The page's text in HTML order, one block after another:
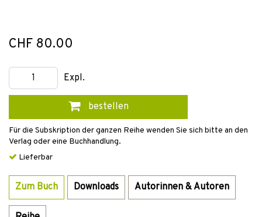
CHF 80.00
Expl.
bestellen
Für die Subskription der ganzen Reihe wenden Sie sich bitte an den
Verlag oder eine Buchhandlung.
Lieferbar
Zum Buch Downloads Autorinnen & Autoren